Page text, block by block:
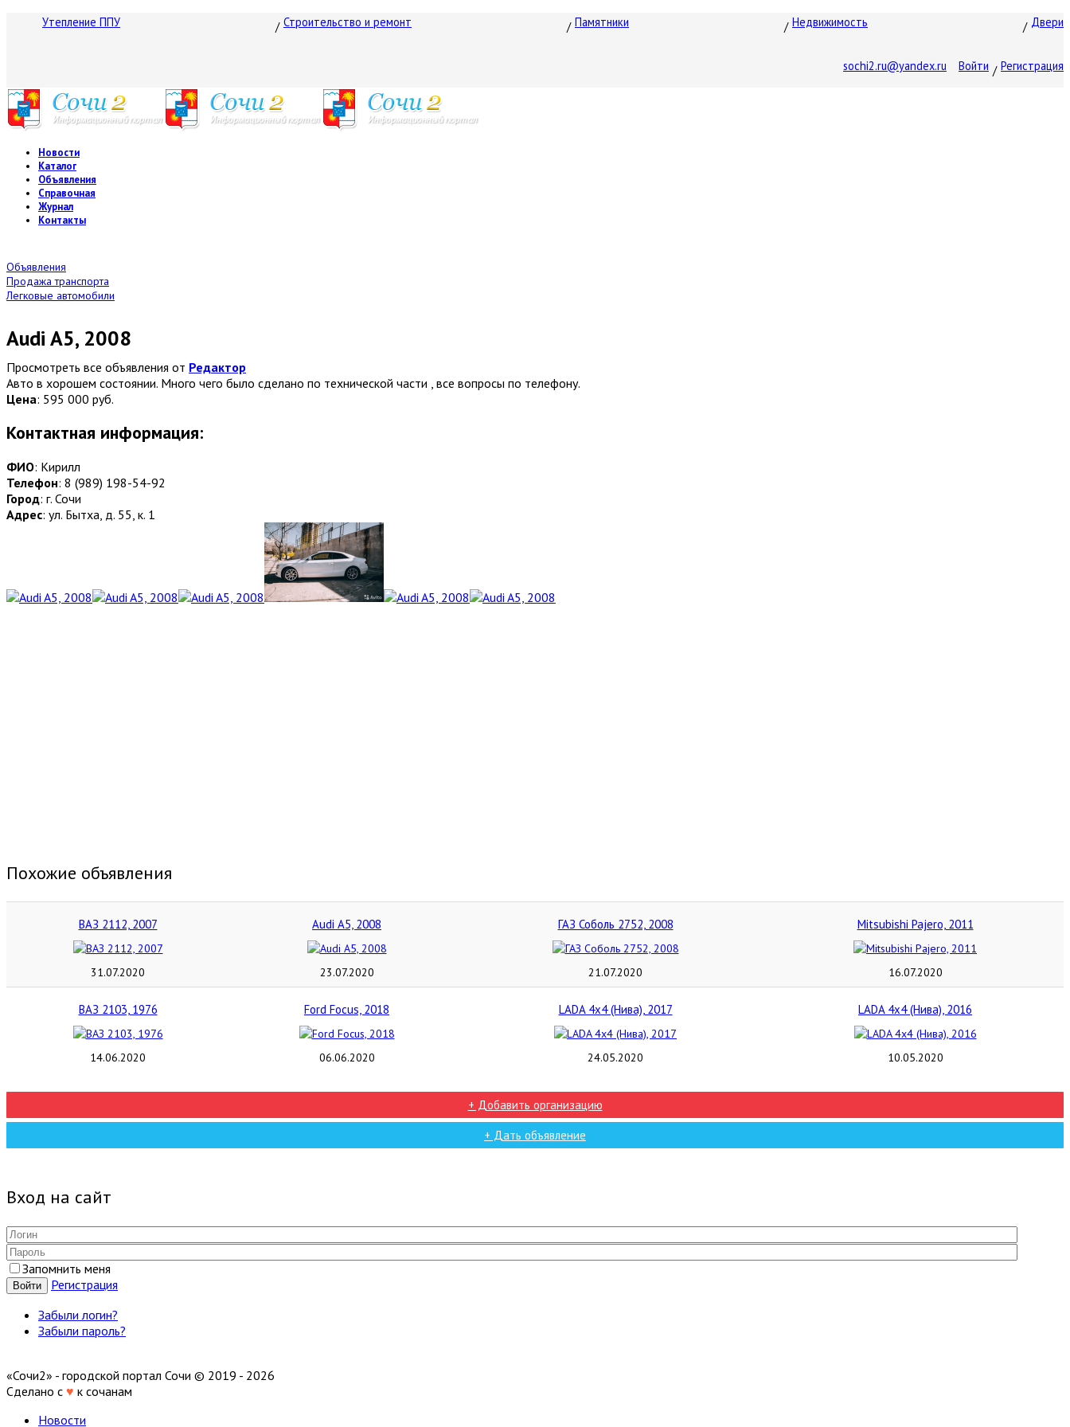
Утепление ППУ Строительство и ремонт Памятники Недвижимость Двери
sochi2.ru@yandex.ru Войти Регистрация
Новости
Каталог
Объявления
Справочная
Журнал
Контакты
Объявления
Продажа транспорта
Легковые автомобили
Audi A5, 2008
Просмотреть все объявления от Редактор
Авто в хорошем состоянии. Много чего было сделано по технической части , все вопросы по телефону.
Цена: 595 000 руб.
Контактная информация:
ФИО: Кирилл
Телефон: 8 (989) 198-54-92
Город: г. Сочи
Адрес: ул. Бытха, д. 55, к. 1
Похожие объявления
ВАЗ 2112, 2007
31.07.2020
Audi A5, 2008
23.07.2020
ГАЗ Соболь 2752, 2008
21.07.2020
Mitsubishi Pajero, 2011
16.07.2020
ВАЗ 2103, 1976
14.06.2020
Ford Focus, 2018
06.06.2020
LADA 4x4 (Нива), 2017
24.05.2020
LADA 4x4 (Нива), 2016
10.05.2020
+ Добавить организацию
+ Дать объявление
Вход на сайт
Запомнить меня
Войти
Регистрация
Забыли логин?
Забыли пароль?
«Сочи2» - городской портал Сочи © 2019 - 2026
Сделано с ♥ к сочанам
Новости